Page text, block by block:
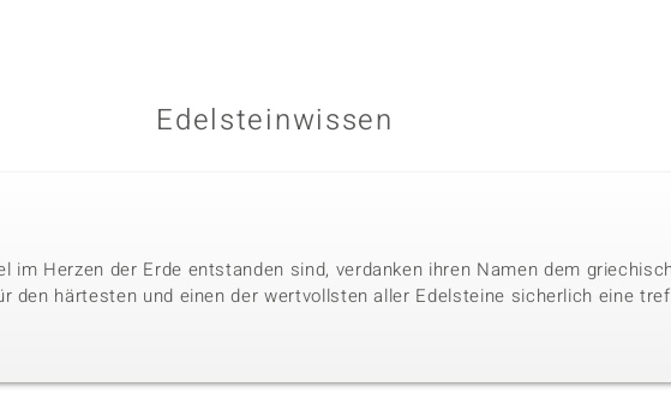
Edelsteinwissen
im Herzen der Erde entstanden sind, verdanken ihren Namen dem
den härtesten und einen der wertvollsten aller Edelsteine sicherlich eine